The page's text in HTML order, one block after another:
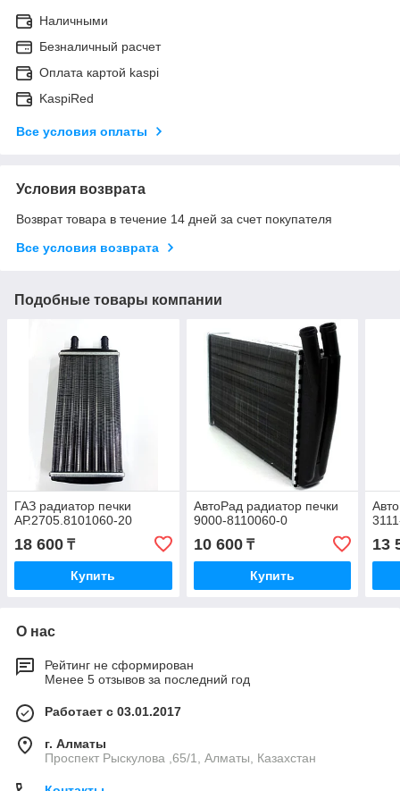
Наличными
Безналичный расчет
Оплата картой kaspi
KaspiRed
Все условия оплаты
Условия возврата
Возврат товара в течение 14 дней за счет покупателя
Все условия возврата
Подобные товары компании
ГАЗ радиатор печки
АР.2705.8101060-20
18 600 ₸
Купить
АвтоРад радиатор печки
9000-8110060-0
10 600₸
Купить
13
О нас
Рейтинг не сформирован
Менее 5 отзывов за последний год
Работает с 03.01.2017
г. Алматы
Проспект Рыскулова ,65/1, Алматы, Казахстан